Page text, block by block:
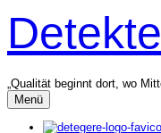
Inhalt
überspringen
„Qualität beginnt dort, wo
Menü